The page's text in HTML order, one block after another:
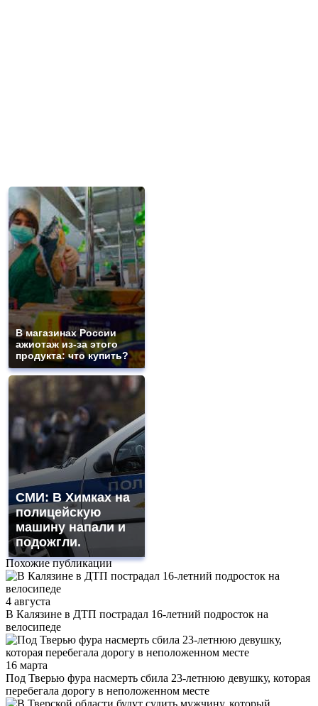
В магазинах России
ажиотаж из-за этого
продукта: что купить?
СМИ: В Химках на
полицейскую
машину напали и
подожгли.
Похожие публикации
4 августа
В Калязине в ДТП пострадал 16-летний подросток на
велосипеде
16 марта
Под Тверью фура насмерть сбила 23-летнюю девушку, которая
перебегала дорогу в неположенном месте